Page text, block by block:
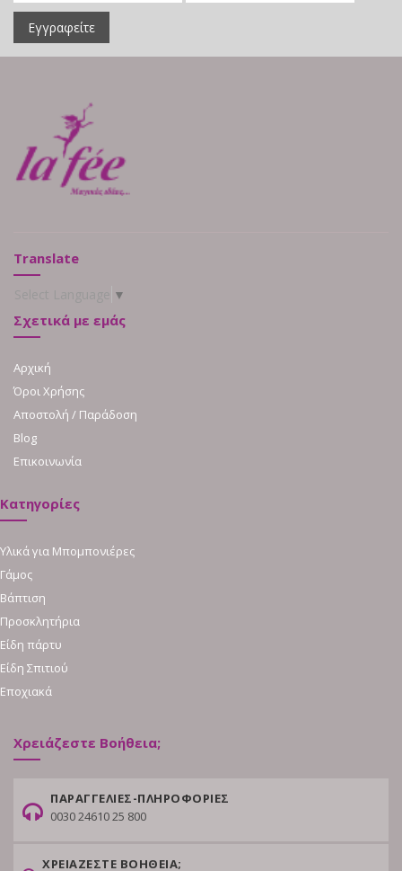
Εγγραφείτε
Translate
▼
Σχετικά με εμάς
Αρχική
Όροι Χρήσης
Αποστολή / Παράδοση
Blog
Επικοινωνία
Κατηγορίες
Υλικά για Μπομπονιέρες
Γάμος
Βάπτιση
Προσκλητήρια
Είδη πάρτυ
Είδη Σπιτιού
Εποχιακά
Χρειάζεστε Βοήθεια;
ΠΑΡΑΓΓΕΛΙΕΣ-ΠΛΗΡΟΦΟΡΙΕΣ
0030 24610 25 800
ΧΡΕΙΑΖΕΣΤΕ ΒΟΗΘΕΙΑ;